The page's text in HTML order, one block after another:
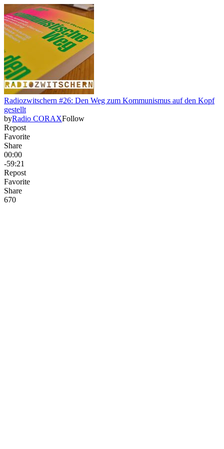
Radiozwitschern #26: Den Weg zum Kommunismus auf den Kopf
gestellt
byRadio CORAXFollow
Repost
Favorite
Share
00:00
-59:21
Repost
Favorite
Share
670